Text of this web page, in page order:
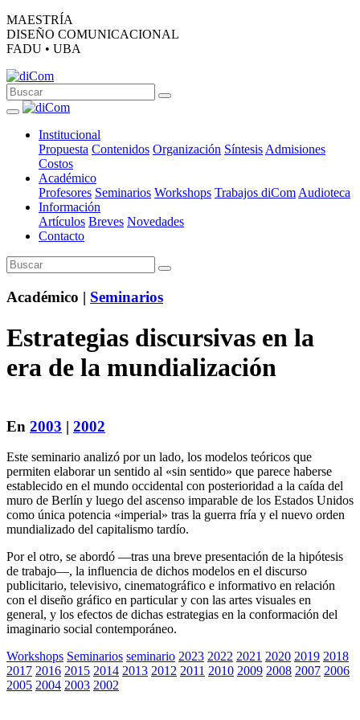
MAESTRÍA
DISEÑO COMUNICACIONAL
FADU • UBA
Institucional
Propuesta Contenidos Organización Síntesis Admisiones
Costos
Académico
Profesores Seminarios Workshops Trabajos diCom Audioteca
Información
Artículos Breves Novedades
Contacto
Académico | Seminarios
Estrategias discursivas en la
era de la mundialización
En 2003 | 2002
Este seminario analizó por un lado, los modelos teóricos que
permiten elaborar un sentido al «sin sentido» que parece haberse
establecido en el mundo occidental con posterioridad a la caída del
muro de Berlín y luego del ascenso imparable de los Estados Unidos
como única potencia «imperial» tras la guerra fría y el nuevo orden
mundializado del capitalismo tardío.
Por el otro, se abordó —tras una breve presentación de la hipótesis
de trabajo—, la influencia de dichos modelos en el discurso
publicitario, televisivo, cinematográfico e informativo en relación
con el diseño gráfico en particular y con las artes visuales en
general, y los efectos de dichas estrategias en la conformación del
imaginario social contemporáneo.
Workshops Seminarios seminario 2023 2022 2021 2020 2019 2018
2017 2016 2015 2014 2013 2012 2011 2010 2009 2008 2007 2006
2005 2004 2003 2002